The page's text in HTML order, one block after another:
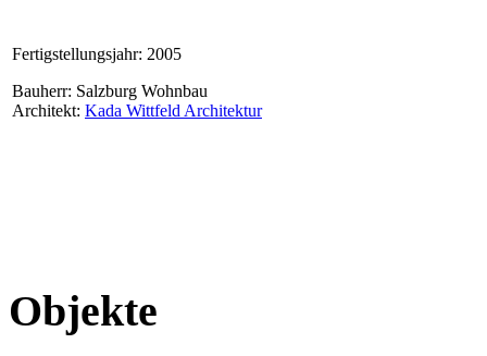
Fertigstellungsjahr: 2005
Bauherr: Salzburg Wohnbau
Architekt: Kada Wittfeld Architektur
Objekte